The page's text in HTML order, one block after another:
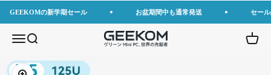
コンテンツへスキップ
GEEKOMの新学期セール お盆期間中も通常発送 セー
メニューを開く
検索を開く GEEKOM JP カー
ズームイン